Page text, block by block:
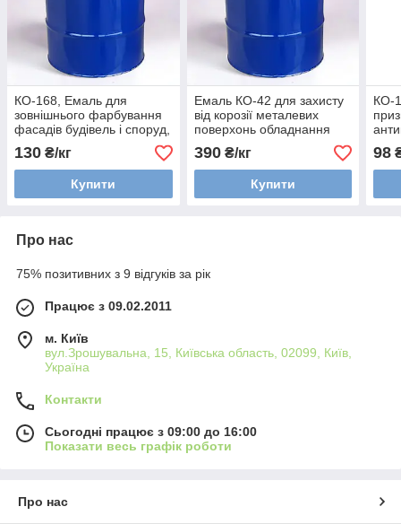
КО-168, Емаль для
зовнішнього фарбування
фасадів будівель і споруд,
загрунтованих металевих
поверхн
130 ₴/кг
Купити
Емаль КО-42 для захисту
від корозії металевих
поверхонь обладнання
390₴/кг
Купити
КО-
98
Про нас
75% позитивних з 9 відгуків за рік
Працює з 09.02.2011
м. Київ
вул.Зрошувальна, 15, Київська область, 02099, Київ,
Україна
Контакти
Сьогодні працює з 09:00 до 16:00
Показати весь графік роботи
Про нас